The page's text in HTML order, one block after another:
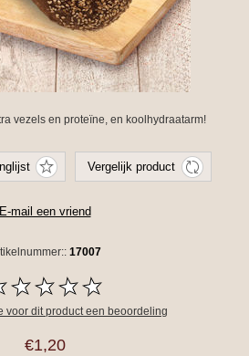
vezels en proteïne, en koolhydraatarm!
17007
voor dit product een beoordeling
€1,20